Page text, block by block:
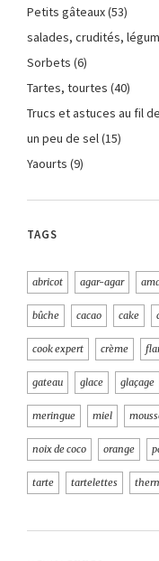
Petits gâteaux(53)
salades, crudités,
Sorbets (6)
Tartes, tourtes (40)
Trucs et astuces au fil
un peu de sel(15)
Yaourts (9)
TAGS
abricot agar-agar
bûche cacao cake
cook expert crème
gateau glace glaçage
meringue miel
noix de coco orange
tarte tartelettes